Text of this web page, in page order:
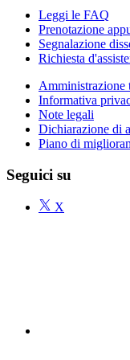
Leggi le FAQ
Prenotazione
Segnalazione
Richiesta
Amministrazione
Informativa
Note legali
Dichiarazione di
Piano di
Seguici su
X